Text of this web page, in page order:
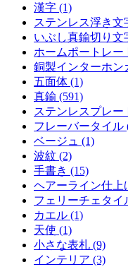
漢字 (1)
ステンレス浮き文
いぶし真鍮切り文
ホームポートレー
銅製インターホン
五面体 (1)
真鍮 (591)
ステンレスプレー
フレーバータイル
ベージュ (1)
波紋 (2)
手書き (15)
ヘアーライン仕上
フェリーチェタイ
カエル (1)
天使 (1)
小さな表札 (9)
インテリア (3)